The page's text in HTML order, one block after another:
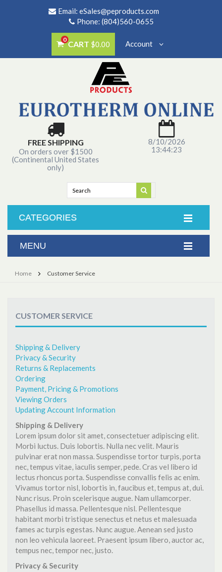
Email: eSales@peproducts.com
Phone: (804)560-0655
0 CART $0.00 Account
FREE SHIPPING
On orders over $1500
(Continental United States
only)
8/10/2026
13:44:23
CATEGORIES
Home Customer Service
CUSTOMER SERVICE
Shipping & Delivery
Privacy & Security
Returns & Replacements
Ordering
Payment, Pricing & Promotions
Viewing Orders
Updating Account Information
Shipping & Delivery
Lorem ipsum dolor sit amet, consectetuer adipiscing elit.
Morbi luctus. Duis lobortis. Nulla nec velit. Mauris
pulvinar erat non massa. Suspendisse tortor turpis, porta
nec, tempus vitae, iaculis semper, pede. Cras vel libero id
lectus rhoncus porta. Suspendisse convallis felis ac enim.
Vivamus tortor nisl, lobortis in, faucibus et, tempus at, dui.
Nunc risus. Proin scelerisque augue. Nam ullamcorper.
Phasellus id massa. Pellentesque nisl. Pellentesque
habitant morbi tristique senectus et netus et malesuada
fames ac turpis egestas. Nunc augue. Aenean sed justo
non leo vehicula laoreet. Praesent ipsum libero, auctor ac,
tempus nec, tempor nec, justo.
Privacy & Security